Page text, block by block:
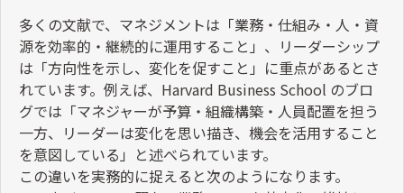
多くの文献で、マネジメントは「業務・仕組み・人・資
源を効率的・継続的に運用すること」、リーダーシップ
は「方向性を示し、変化を促すこと」に重点があるとさ
れています。例えば、 Harvard Business School のブロ
グでは「マネジャーが予算・組織構築・人員配置を担う
一方、リーダーは変化を思い描き、機会を活用すること
を意図している」と述べられています。
この違いを実務的に捉えると次のようになります。